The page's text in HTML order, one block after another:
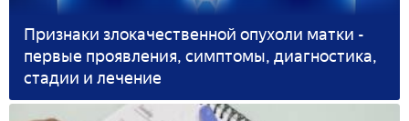
Признаки злокачественной опухоли матки -
первые проявления, симптомы, диагностика,
стадии и лечение